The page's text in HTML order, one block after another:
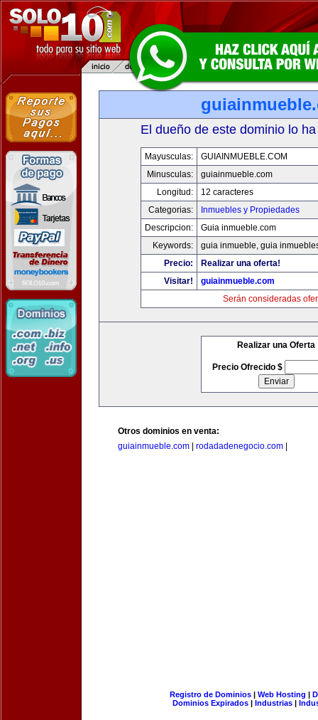
El dueño de este dominio lo
Mayusculas:
GUIAINMUEBLE.COM
Minusculas:
guiainmueble.com
Longitud:
12 caracteres
Categorias:
Inmuebles y Propiedades
Descripcion:
Guia inmueble.com
Keywords:
guia inmueble, guia
Precio:
Realizar una oferta!
Visitar!
guiainmueble.com
Serán consideradas
Realizar una Oferta
Precio Ofrecido $
Otros dominios en venta:
guiainmueble.com
rodadadenegocio.com
Registro de Dominios| Web Hosting |
Dominios Expirados | Industrias |